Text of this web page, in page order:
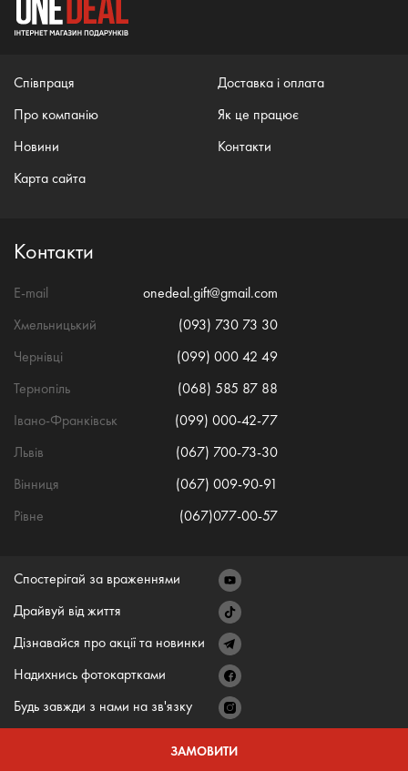
ЗАМОВИТИ
Співпраця
Про компанію
Новини
Карта сайта
Доставка і оплата
Як це працює
Контакти
Контакти
E-mail
onedeal.gift@gmail.com
Хмельницький
(093) 730 73 30
Чернівці
(099) 000 42 49
Тернопіль
(068) 585 87 88
Івано-Франківськ
(099) 000-42-77
Львів
(067) 700-73-30
Вінниця
(067) 009-90-91
Рівне
(067)077-00-57
Спостерігай за враженнями
Драйвуй від життя
Дізнавайся про акції та новинки
Надихнись фотокартками
Будь завжди з нами на зв'язку
© ONE DEAL 2026Всі права захищено.